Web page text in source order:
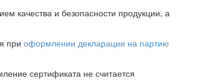
качества и безопасности продукции, а
при оформлении декларации на партию
сертификата не считается